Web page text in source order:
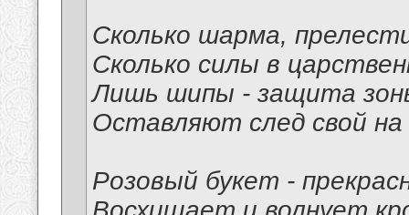
Сколько шарма,
Сколько силы в
Лишь шипы - защита
Оставляют след свой на
Розовый букет -